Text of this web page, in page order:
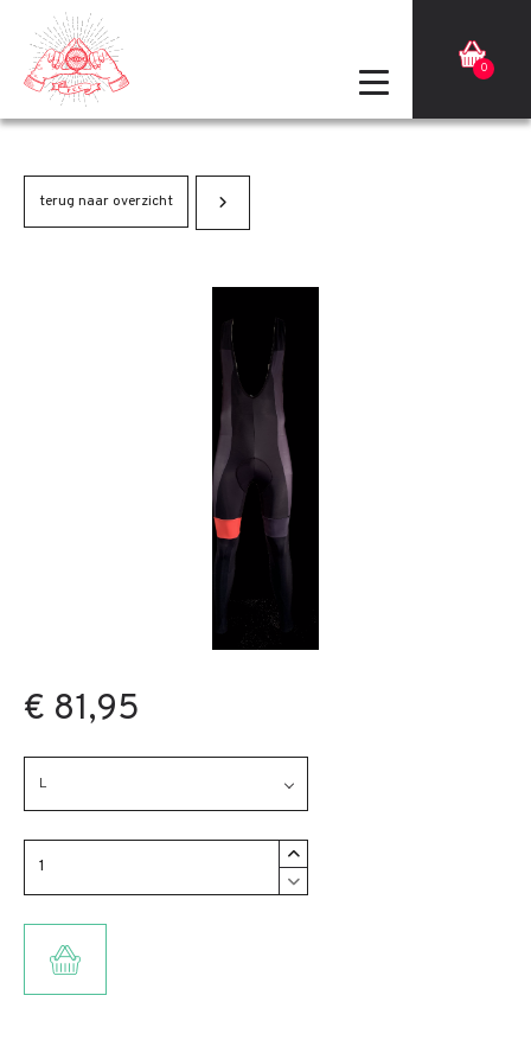
0
terug naar overzicht
€ 81,95
L